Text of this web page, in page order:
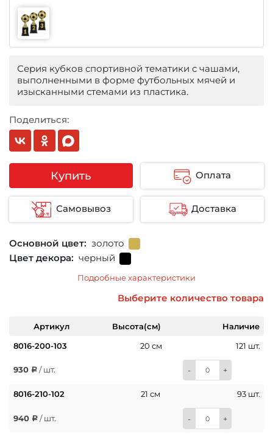
Серия кубков спортивной тематики с чашами,
выполненными в форме футбольных мячей и
изысканными стемами из пластика.
Поделиться:
Купить Оплата
Самовывоз Доставка
Основной цвет: золото
Цвет декора: черный
Подробные характеристики
Выберите количество товара
Артикул Высота(см)
Наличие
8016-200-103
20 см 121 шт.
930 / шт. - +
8016-210-102 21 см 93 шт.
940 / шт. - +